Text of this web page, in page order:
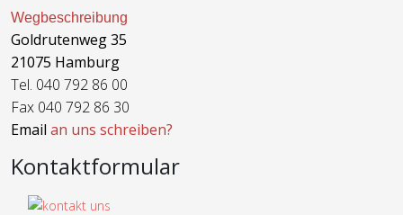
Wegbeschreibung
Goldrutenweg 35
21075 Hamburg
Tel. 040 792 86 00
Fax 040 792 86 30
Email an uns schreiben?
Kontaktformular